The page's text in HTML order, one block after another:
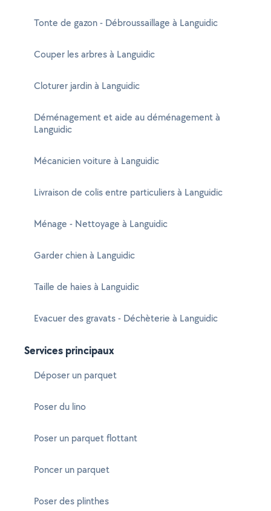
Tonte de gazon - Débroussaillage à Languidic
Couper les arbres à Languidic
Cloturer jardin à Languidic
Déménagement et aide au déménagement à
Languidic
Mécanicien voiture à Languidic
Livraison de colis entre particuliers à Languidic
Ménage - Nettoyage à Languidic
Garder chien à Languidic
Taille de haies à Languidic
Evacuer des gravats - Déchèterie à Languidic
Services principaux
Déposer un parquet
Poser du lino
Poser un parquet flottant
Poncer un parquet
Poser des plinthes